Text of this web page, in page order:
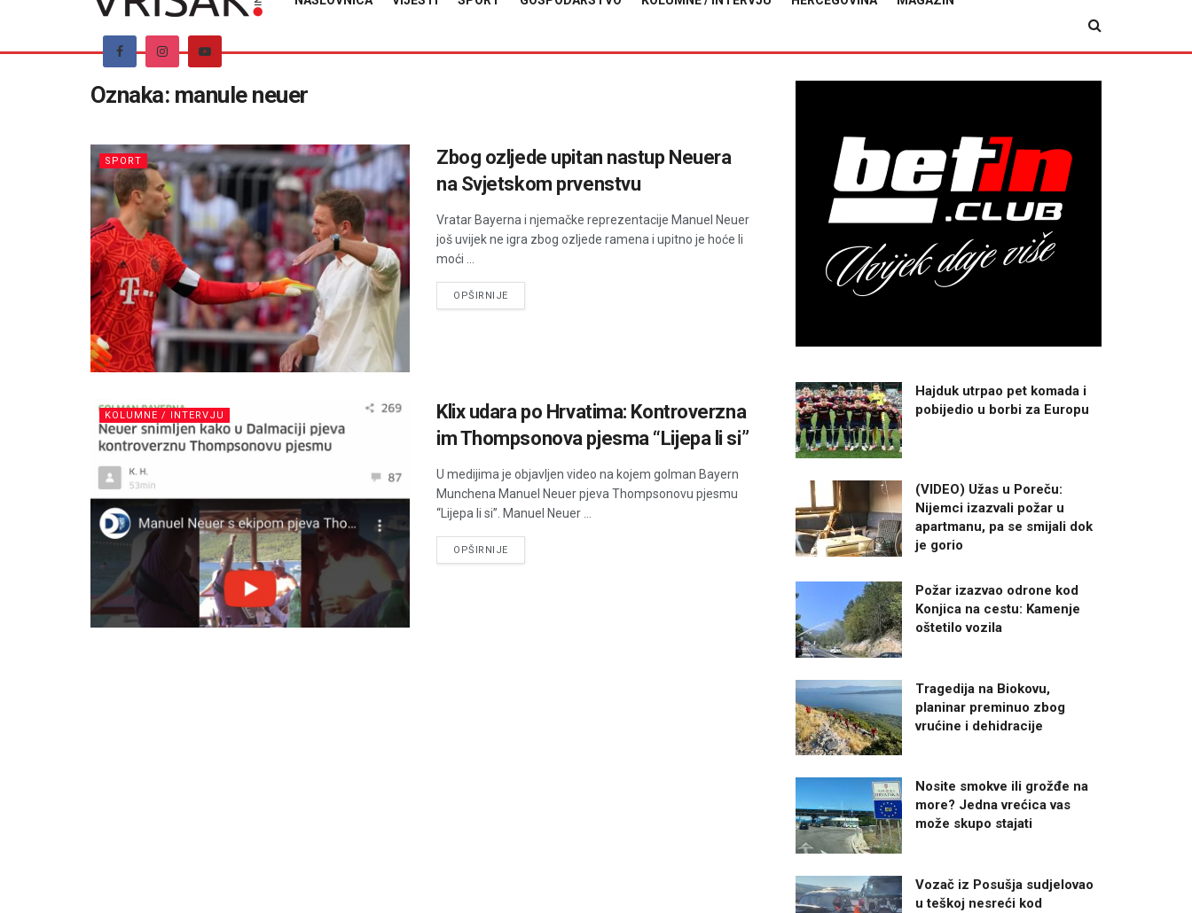
Oznaka: manule neuer
SPORT
Zbog ozljede upitan nastup Neuera
na Svjetskom prvenstvu
Vratar Bayerna i njemačke reprezentacije Manuel Neuer
još uvijek ne igra zbog ozljede ramena i upitno je hoće li
moći ...
OPŠIRNIJEDETAILS
KOLUMNE / INTERVJU
Klix udara po Hrvatima: Kontroverzna
im Thompsonova pjesma “Lijepa li si”
U medijima je objavljen video na kojem golman Bayern
Munchena Manuel Neuer pjeva Thompsonovu pjesmu
“Lijepa li si”. Manuel Neuer ...
OPŠIRNIJEDETAILS
Hajduk utrpao pet komada i
pobijedio u borbi za Europu
(VIDEO) Užas u Poreču:
Nijemci izazvali požar u
apartmanu, pa se smijali dok
je gorio
Požar izazvao odrone kod
Konjica na cestu: Kamenje
oštetilo vozila
Tragedija na Biokovu,
planinar preminuo zbog
vrućine i dehidracije
Nosite smokve ili grožđe na
more? Jedna vrećica vas
može skupo stajati
Vozač iz Posušja sudjelovao
u teškoj nesreći kod